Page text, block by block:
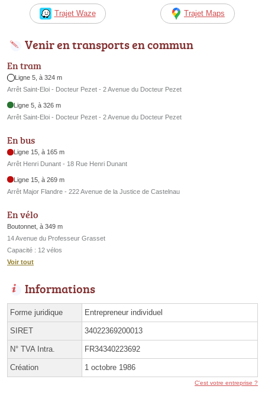
Trajet Waze Trajet Maps
Venir en transports en commun
En tram
Ligne 5, à 324 m
Arrêt Saint-Eloi - Docteur Pezet - 2 Avenue du Docteur Pezet
Ligne 5, à 326 m
Arrêt Saint-Eloi - Docteur Pezet - 2 Avenue du Docteur Pezet
En bus
Ligne 15, à 165 m
Arrêt Henri Dunant - 18 Rue Henri Dunant
Ligne 15, à 269 m
Arrêt Major Flandre - 222 Avenue de la Justice de Castelnau
En vélo
Boutonnet, à 349 m
14 Avenue du Professeur Grasset
Capacité : 12 vélos
Voir tout
Informations
Forme juridique Entrepreneur individuel
SIRET 34022369200013
N° TVA Intra. FR34340223692
Création 1 octobre 1986
C'est votre entreprise ?